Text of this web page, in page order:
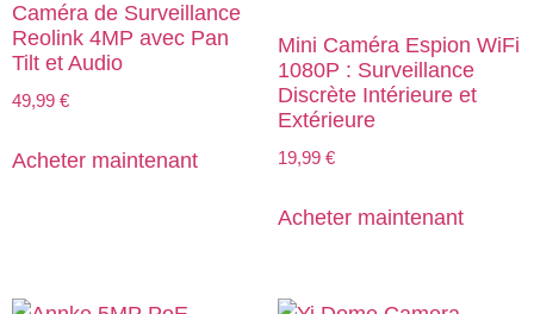
Caméra de Surveillance
Reolink 4MP avec Pan
Tilt et Audio
49,99 €
Acheter maintenant
Mini Caméra Espion WiFi
1080P : Surveillance
Discrète Intérieure et
Extérieure
19,99 €
Acheter maintenant